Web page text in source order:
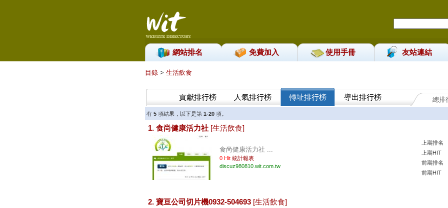
網站排名 免費加入 使用手冊 友站連結
目錄 > 生活飲食
貢獻排行榜 人氣排行榜 轉址排行榜 導出排行榜 總排
有 5 項結果，以下是第 1-20項。
1. 食尚健康活力社 [生活飲食]
食尚健康活力社 ...
0 Hit 統計報表
discuz980810.wit.com.tw
上期排名
上期HIT
前期排名
前期HIT
2. 寶亘公司切片機0932-504693 [生活飲食]